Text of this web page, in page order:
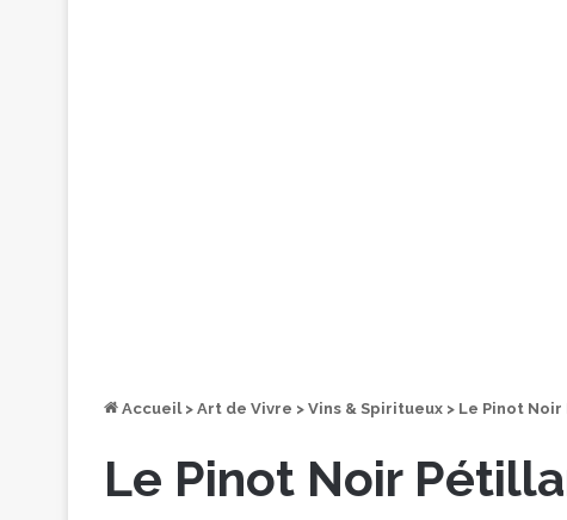
Accueil > Art de Vivre > Vins & Spiritueux > Le Pinot
Le Pinot Noir